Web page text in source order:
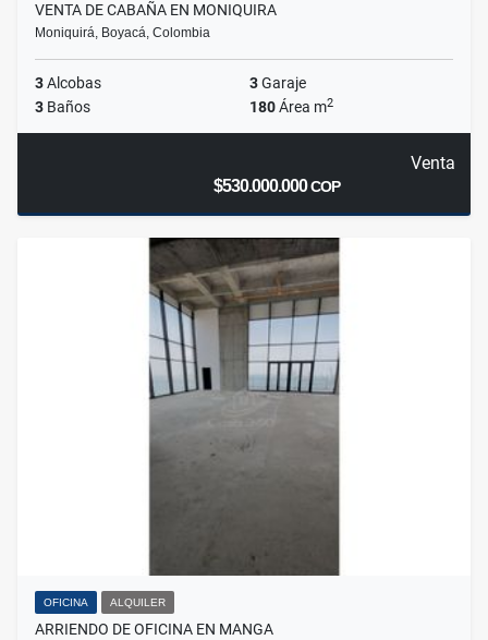
VENTA DE CABAÑA EN MONIQUIRA
Moniquirá, Boyacá, Colombia
3Alcobas 3Garaje
3 Baños 180Área m2
Venta
$530.000.000COP
OFICINA ALQUILER
ARRIENDO DE OFICINA EN MANGA